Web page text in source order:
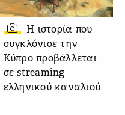
Η ιστορία που
συγκλόνισε την
Κύπρο προβάλλεται
σε streaming
ελληνικού καναλιού